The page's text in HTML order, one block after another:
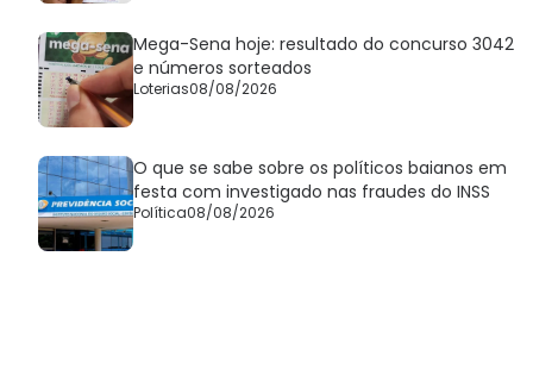
Mega-Sena hoje: resultado do concurso 3042
e números sorteados
Loterias08/08/2026
O que se sabe sobre os políticos baianos em
festa com investigado nas fraudes do INSS
Política08/08/2026